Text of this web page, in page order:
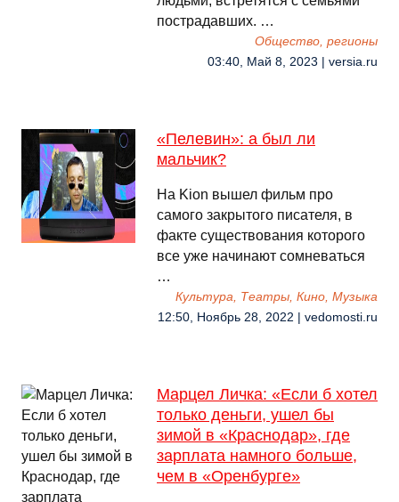
пострадавших. …
Общество, регионы
03:40, Май 8, 2023 | versia.ru
«Пелевин»: а был ли
мальчик?
На Kion вышел фильм про
самого закрытого писателя, в
факте существования которого
все уже начинают сомневаться
…
Культура, Театры, Кино, Музыка
12:50, Ноябрь 28, 2022 | vedomosti.ru
Марцел Личка: «Если б хотел
только деньги, ушел бы
зимой в «Краснодар», где
зарплата намного больше,
чем в «Оренбурге»